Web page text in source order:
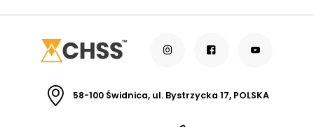
58-100 Świdnica, ul. Bystrzycka 17, POLSKA